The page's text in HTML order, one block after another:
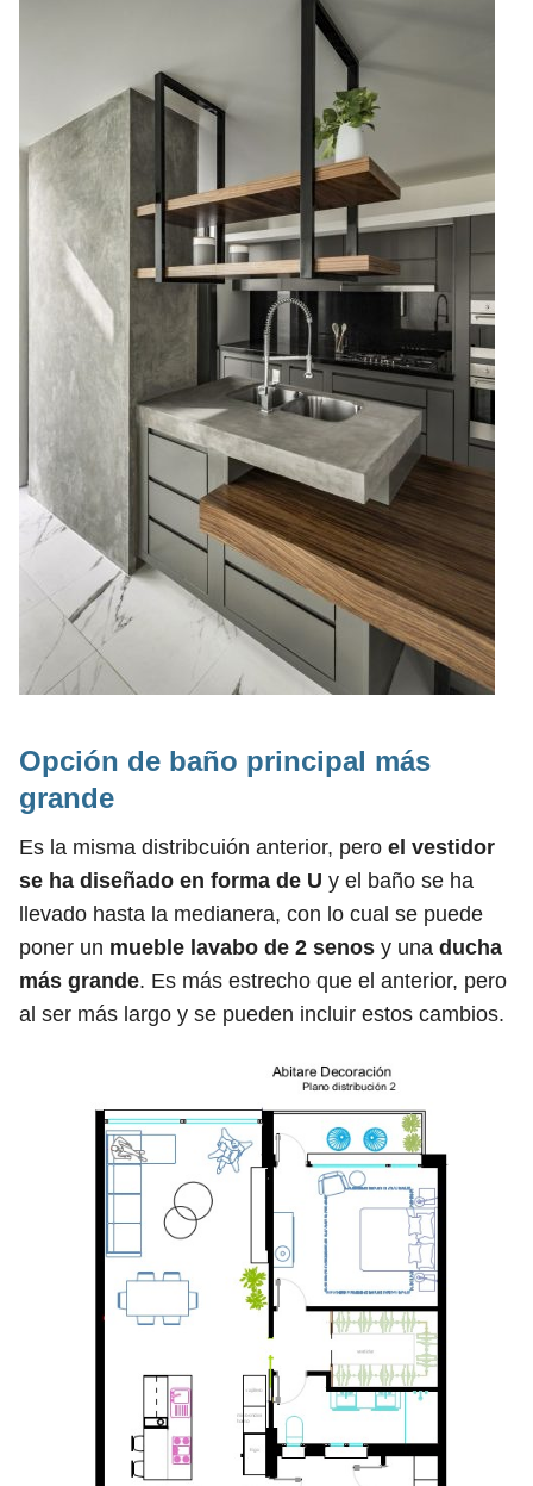
Opción de baño principal más
grande
Es la misma distribcuión anterior, pero el vestidor
se ha diseñado en forma de U y el baño se ha
llevado hasta la medianera, con lo cual se puede
poner un mueble lavabo de 2 senos y una ducha
más grande. Es más estrecho que el anterior, pero
al ser más largo y se pueden incluir estos cambios.